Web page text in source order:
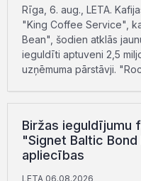
Rīga, 6. aug., LETA.
"King Coffee Service",
Bean", šodien atklās
ieguldīti aptuveni 2,5
uzņēmuma pārstāvji.
Biržas ieguldījumu
"Signet Baltic
apliecības
LETA 06.08.2026